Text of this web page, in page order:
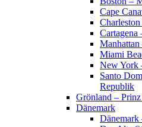
Cape
Cartagena
Miami
New York
Santo
Republik
Grönland –
Dänemark
Dänemark